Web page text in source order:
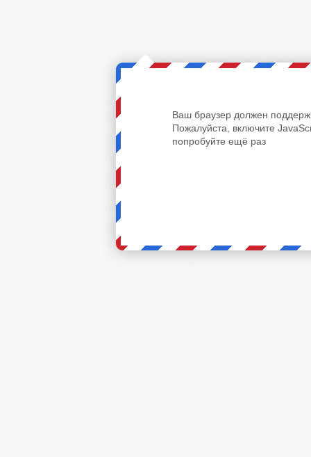
Ваш браузер должен
Пожалуйста, включите
попробуйте ещё раз